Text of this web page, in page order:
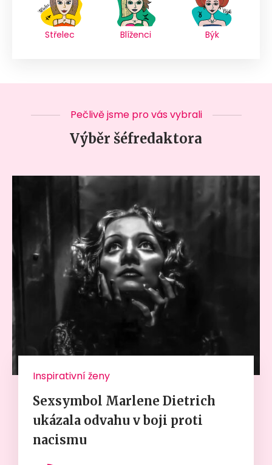
Střelec Blíženci Býk
Pečlivě jsme pro vás vybrali
Výběr šéfredaktora
Inspirativní ženy
Sexsymbol Marlene Dietrich
ukázala odvahu v boji proti
nacismu